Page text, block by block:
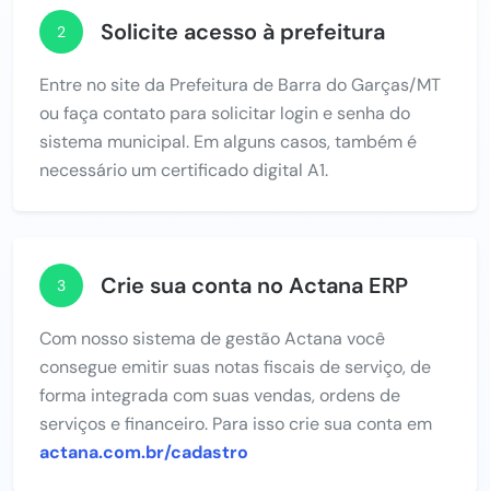
2 Solicite acesso à prefeitura
Entre no site da Prefeitura de Barra do Garças/MT
ou faça contato para solicitar login e senha do
sistema municipal. Em alguns casos, também é
necessário um certificado digital A1.
3 Crie sua conta no Actana ERP
Com nosso sistema de gestão Actana você
consegue emitir suas notas fiscais de serviço, de
forma integrada com suas vendas, ordens de
serviços e financeiro. Para isso crie sua conta em
actana.com.br/cadastro